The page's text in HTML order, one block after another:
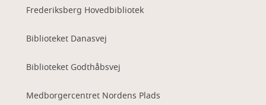
Frederiksberg Hovedbibliotek
Biblioteket Danasvej
Biblioteket Godthåbsvej
Medborgercentret Nordens Plads